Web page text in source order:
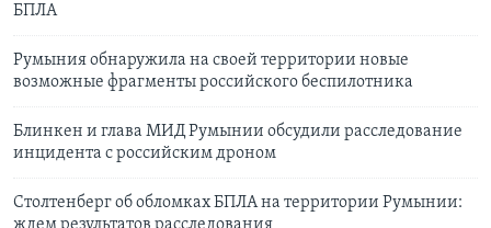
БПЛА
Румыния обнаружила на своей территории новые
возможные фрагменты российского беспилотника
Блинкен и глава МИД Румынии обсудили расследование
инцидента с российским дроном
Столтенберг об обломках БПЛА на территории Румынии: